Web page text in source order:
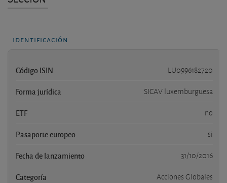
identificación
Código ISIN LU0996182720
Forma jurídica SICAV luxemburguesa
ETF no
Pasaporte europeo si
Fecha de lanzamiento 31/10/2016
Categoría Acciones Globales